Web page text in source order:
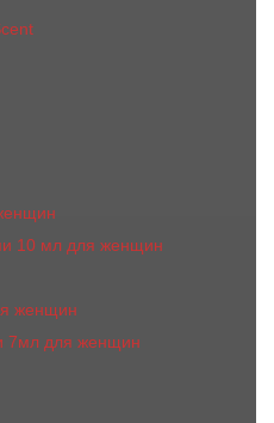
10 мл для женщин
женщин
7мл для женщин